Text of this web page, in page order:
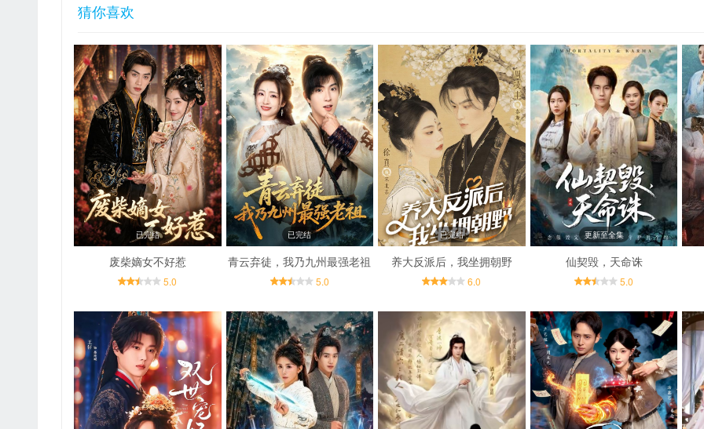
猜你喜欢
已完结
废柴嫡女不好惹
5.0
已完结
青云弃徒，我乃九州最强老祖
5.0
已完结
养大反派后，我坐拥朝野
6.0
更新至全集
仙契毁，天命诛
5.0